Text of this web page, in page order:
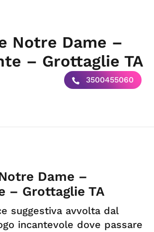
Notre Dame –
– Grottaglie TA
3500455060
Dame –
– Grottaglie TA
suggestiva avvolta dal
incantevole dove passare